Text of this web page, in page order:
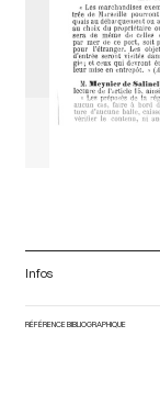
Infos
RÉFÉRENCE BIBLIOGRAPHIQUE